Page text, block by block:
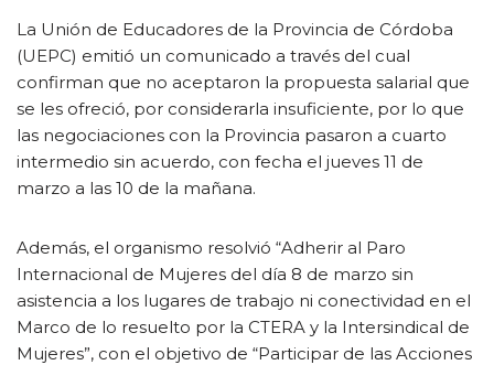
La Unión de Educadores de la Provincia de Córdoba
(UEPC) emitió un comunicado a través del cual
confirman que no aceptaron la propuesta salarial que
se les ofreció, por considerarla insuficiente, por lo que
las negociaciones con la Provincia pasaron a cuarto
intermedio sin acuerdo, con fecha el jueves 11 de
marzo a las 10 de la mañana.
Además, el organismo resolvió “Adherir al Paro
Internacional de Mujeres del día 8 de marzo sin
asistencia a los lugares de trabajo ni conectividad en el
Marco de lo resuelto por la CTERA y la Intersindical de
Mujeres”, con el objetivo de “Participar de las Acciones